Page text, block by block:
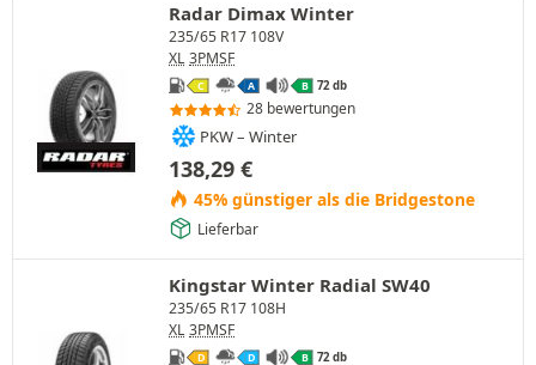
Radar Dimax Winter
235/65 R17 108V
XL 3PMSF
C A B 72 db
28 bewertungen
PKW – Winter
138,29 €
45% günstiger als die Bridgestone
Lieferbar
Kingstar Winter Radial SW40
235/65 R17 108H
XL 3PMSF
D D B 72 db